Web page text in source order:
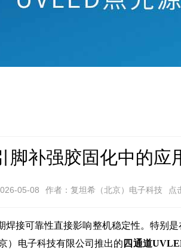
补强胶固化中的应
05-08 作者：复坦希（北京）电子科技 点
可靠性直接影响整机稳定性。特别
）电子科技有限公司推出的 四通道